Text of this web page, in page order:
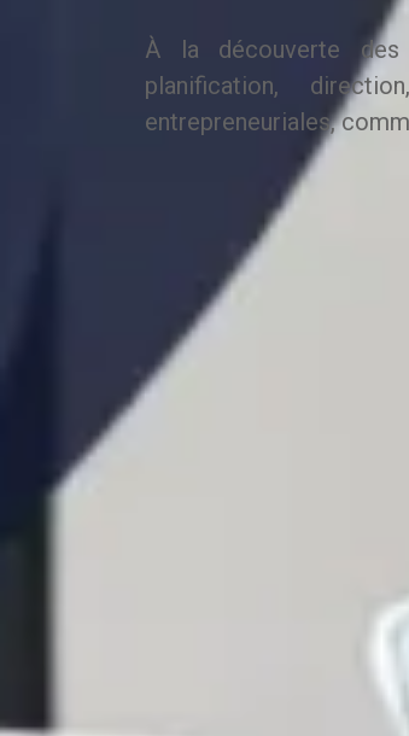
À la découverte
planification,
entrepreneuriales,